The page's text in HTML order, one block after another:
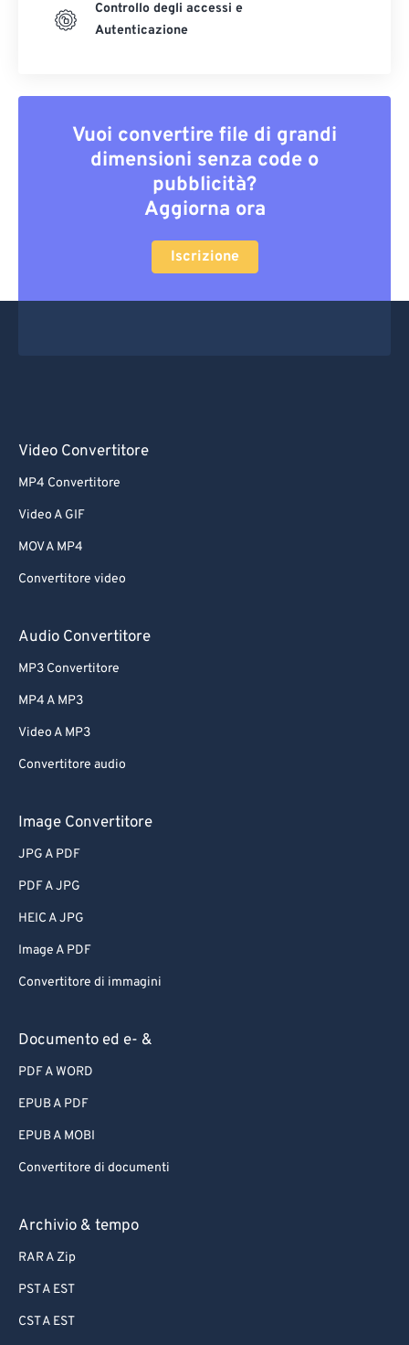
Controllo degli accessi e
Autenticazione
Vuoi convertire file di grandi
dimensioni senza code o
pubblicità?
Aggiorna ora
Iscrizione
Video Convertitore
MP4 Convertitore
Video A GIF
MOV A MP4
Convertitore video
Audio Convertitore
MP3 Convertitore
MP4 A MP3
Video A MP3
Convertitore audio
Image Convertitore
JPG A PDF
PDF A JPG
HEIC A JPG
Image A PDF
Convertitore di immagini
Documento ed e- &
PDF A WORD
EPUB A PDF
EPUB A MOBI
Convertitore di documenti
Archivio & tempo
RAR A Zip
PST A EST
CST A EST